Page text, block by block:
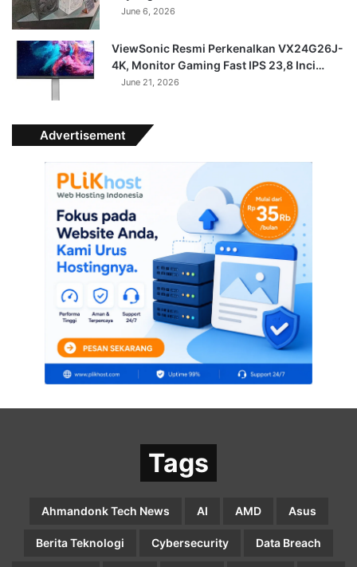
June 6, 2026
ViewSonic Resmi Perkenalkan VX24G26J-
4K, Monitor Gaming Fast IPS 23,8 Inci…
June 21, 2026
Advertisement
Tags
Ahmandonk Tech News AI AMD Asus
Berita Teknologi Cybersecurity Data Breach